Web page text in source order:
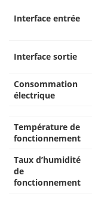
Interface entrée
Interface sortie
Consommation
électrique
Température de
fonctionnement
Taux d’humidité
de
fonctionnement